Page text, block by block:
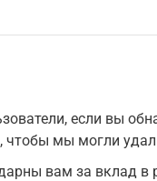
если вы
чтобы мы могли
вам за вклад в